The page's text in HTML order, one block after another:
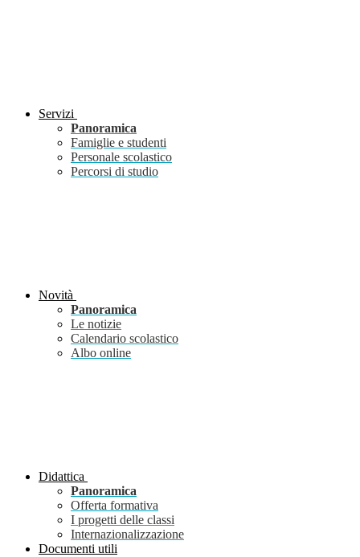
Servizi
Panoramica
Famiglie e studenti
Personale scolastico
Percorsi di studio
Novità
Panoramica
Le notizie
Calendario scolastico
Albo online
Didattica
Panoramica
Offerta formativa
I progetti delle classi
Internazionalizzazione
Documenti utili